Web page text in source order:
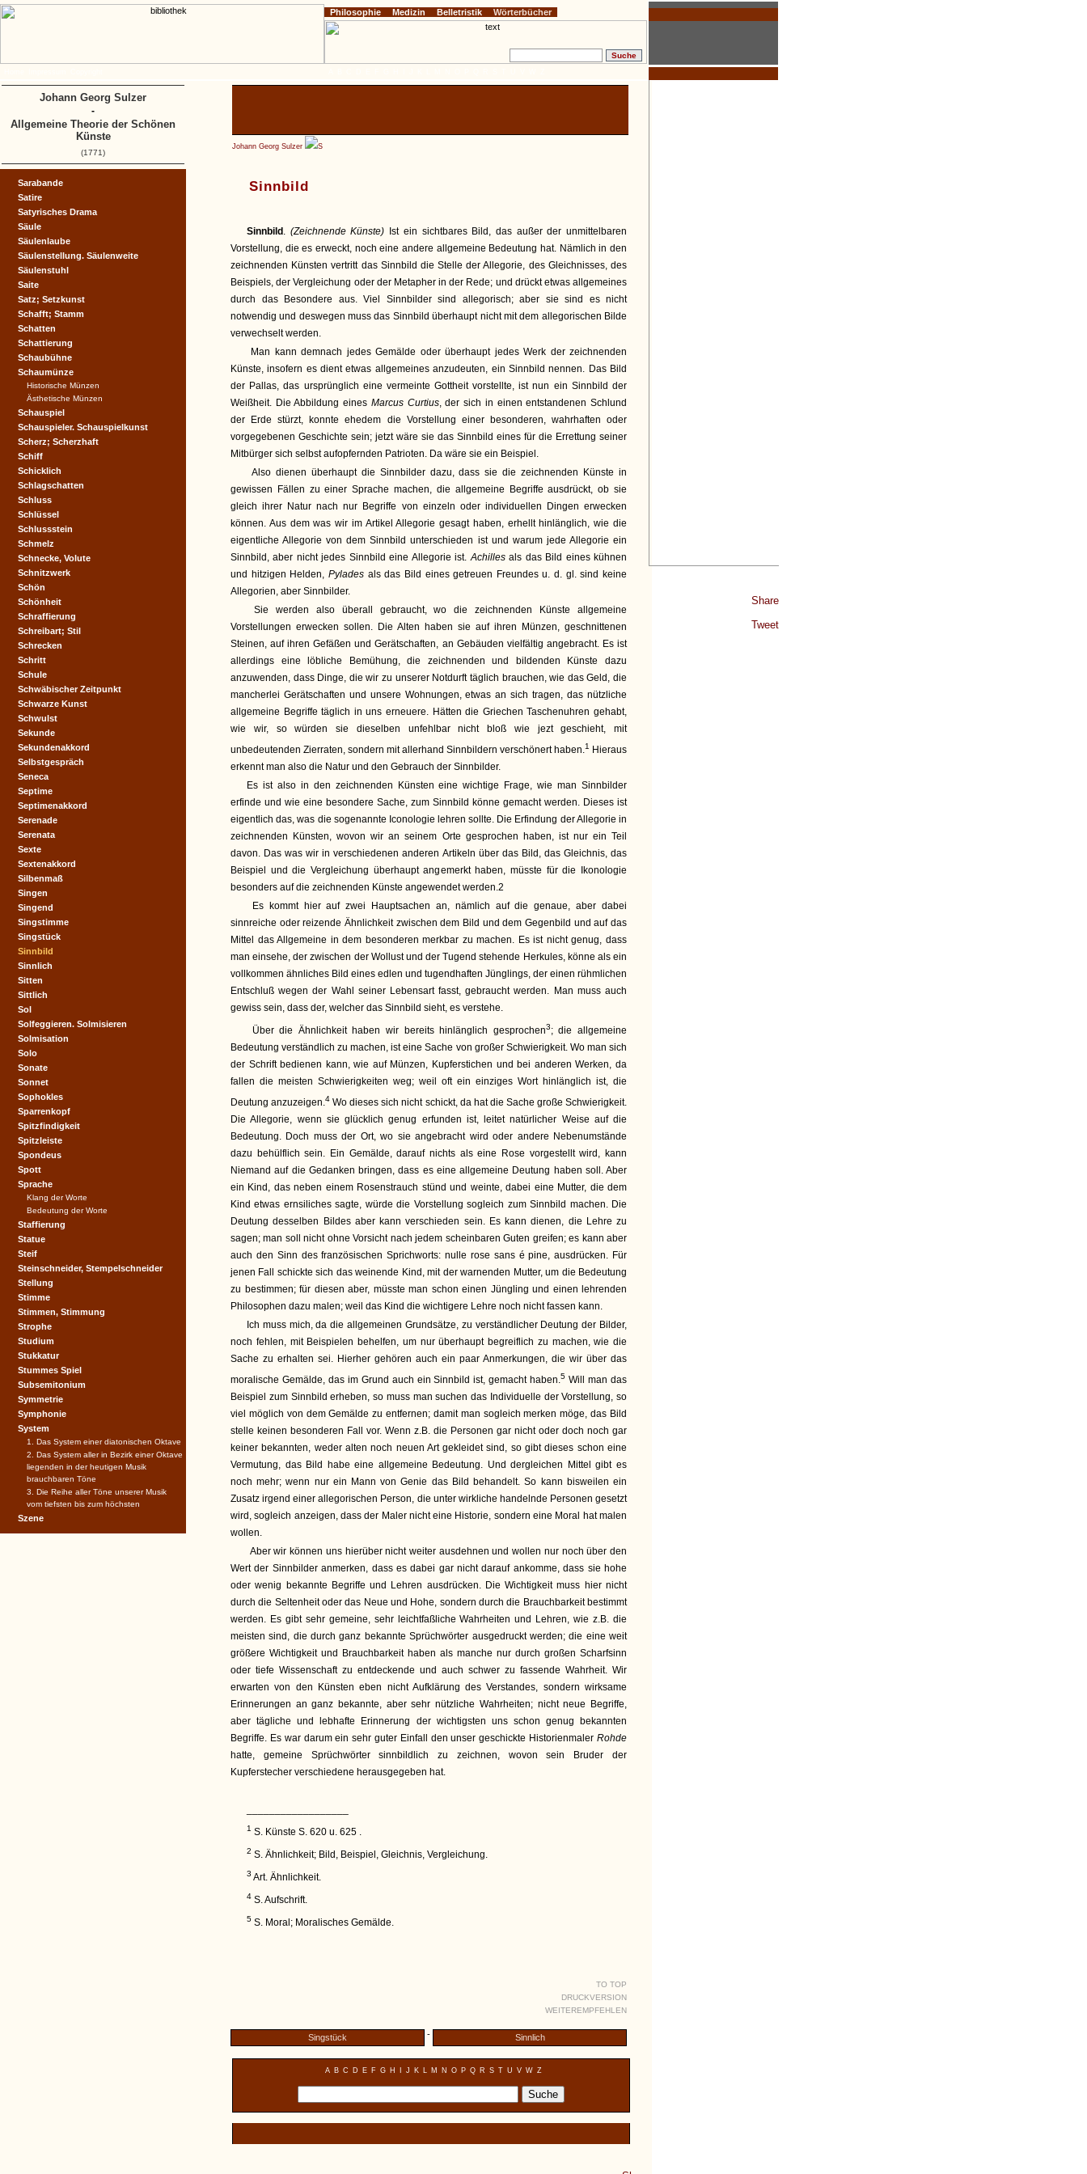
Share
Tweet
Johann Georg Sulzer S
Sinnbild
Sinnbild . (Zeichnende Künste) Ist ein sichtbares Bild, das außer der unmittelbaren
Vorstellung, die es erweckt, noch eine andere allgemeine Bedeutung hat. Nämlich in den
zeichnenden Künsten vertritt das Sinnbild die Stelle der Allegorie, des Gleichnisses, des
Beispiels, der Vergleichung oder der Metapher in der Rede; und drückt etwas allgemeines
durch das Besondere aus. Viel Sinnbilder sind allegorisch; aber sie sind es nicht
notwendig und deswegen muss das Sinnbild überhaupt nicht mit dem allegorischen Bilde
verwechselt werden.
Man kann demnach jedes Gemälde oder überhaupt jedes Werk der zeichnenden
Künste, insofern es dient etwas allgemeines anzudeuten, ein Sinnbild nennen. Das Bild
der Pallas, das ursprünglich eine vermeinte Gottheit vorstellte, ist nun ein Sinnbild der
Weißheit. Die Abbildung eines Marcus Curtius, der sich in einen entstandenen Schlund
der Erde stürzt, konnte ehedem die Vorstellung einer besonderen, wahrhaften oder
vorgegebenen Geschichte sein; jetzt wäre sie das Sinnbild eines für die Errettung seiner
Mitbürger sich selbst aufopfernden Patrioten. Da wäre sie ein Beispiel.
Also dienen überhaupt die Sinnbilder dazu, dass sie die zeichnenden Künste in
gewissen Fällen zu einer Sprache machen, die allgemeine Begriffe ausdrückt, ob sie
gleich ihrer Natur nach nur Begriffe von einzeln oder individuellen Dingen erwecken
können. Aus dem was wir im Artikel Allegorie gesagt haben, erhellt hinlänglich, wie die
eigentliche Allegorie von dem Sinnbild unterschieden ist und warum jede Allegorie ein
Sinnbild, aber nicht jedes Sinnbild eine Allegorie ist.Achillesals das Bild eines kühnen
und hitzigen Helden, Pyladesals das Bild eines getreuen Freundes u. d. gl. sind keine
Allegorien, aber Sinnbilder.
Sie werden also überall gebraucht, wo die zeichnenden Künste allgemeine
Vorstellungen erwecken sollen. Die Alten haben sie auf ihren Münzen, geschnittenen
Steinen, auf ihren Gefäßen und Gerätschaften, an Gebäuden vielfältig angebracht. Es ist
allerdings eine löbliche Bemühung, die zeichnenden und bildenden Künste dazu
anzuwenden, dass Dinge, die wir zu unserer Notdurft täglich brauchen, wie das Geld, die
mancherlei Gerätschaften und unsere Wohnungen, etwas an sich tragen, das nützliche
allgemeine Begriffe täglich in uns erneuere. Hätten die Griechen Taschenuhren gehabt,
wie wir, so würden sie dieselben unfehlbar nicht bloß wie jezt geschieht, mit
unbedeutenden Zierraten, sondern mit allerhand Sinnbildern verschönert haben.1
Hieraus
erkennt man also die Natur und den Gebrauch der Sinnbilder.
Es ist also in den zeichnenden Künsten eine wichtige Frage, wie man Sinnbilder
erfinde und wie eine besondere Sache, zum Sinnbild könne gemacht werden. Dieses ist
eigentlich das, was die sogenannte Iconologie lehren sollte. Die Erfindung der Allegorie in
zeichnenden Künsten, wovon wir an seinem Orte gesprochen haben, ist nur ein Teil
davon. Das was wir in verschiedenen anderen Artikeln über das Bild, das Gleichnis, das
Beispiel und die Vergleichung überhaupt angemerkt haben, müsste für die Ikonologie
besonders auf die zeichnenden Künste angewendet werden.2
Es kommt hier auf zwei Hauptsachen an, nämlich auf die genaue, aber dabei
sinnreiche oder reizende Ähnlichkeit zwischen dem Bild und dem Gegenbild und auf das
Mittel das Allgemeine in dem besonderen merkbar zu machen. Es ist nicht genug, dass
man einsehe, der zwischen der Wollust und der Tugend stehende Herkules, könne als ein
vollkommen ähnliches Bild eines edlen und tugendhaften Jünglings, der einen rühmlichen
Entschluß wegen der Wahl seiner Lebensart fasst, gebraucht werden. Man muss auch
gewiss sein, dass der, welcher das Sinnbild sieht, es verstehe.
Über die Ähnlichkeit haben wir bereits hinlänglich gesprochen3; die allgemeine
Bedeutung verständlich zu machen, ist eine Sache von großer Schwierigkeit. Wo man sich
der Schrift bedienen kann, wie auf Münzen, Kupferstichen und bei anderen Werken, da
fallen die meisten Schwierigkeiten weg; weil oft ein einziges Wort hinlänglich ist, die
Deutung anzuzeigen.4 Wo dieses sich nicht schickt, da hat die Sache große Schwierigkeit.
Die Allegorie, wenn sie glücklich genug erfunden ist, leitet natürlicher Weise auf die
Bedeutung. Doch muss der Ort, wo sie angebracht wird oder andere Nebenumstände
dazu behülflich sein. Ein Gemälde, darauf nichts als eine Rose vorgestellt wird, kann
Niemand auf die Gedanken bringen, dass es eine allgemeine Deutung haben soll. Aber
ein Kind, das neben einem Rosenstrauch stünd und weinte, dabei eine Mutter, die dem
Kind etwas ernsiliches sagte, würde die Vorstellung sogleich zum Sinnbild machen. Die
Deutung desselben Bildes aber kann verschieden sein. Es kann dienen, die Lehre zu
sagen; man soll nicht ohne Vorsicht nach jedem scheinbaren Guten greifen; es kann aber
auch den Sinn des französischen Sprichworts: nulle rose sans é pine, ausdrücken. Für
jenen Fall schickte sich das weinende Kind, mit der warnenden Mutter, um die Bedeutung
zu bestimmen; für diesen aber, müsste man schon einen Jüngling und einen lehrenden
Philosophen dazu malen; weil das Kind die wichtigere Lehre noch nicht fassen kann.
Ich muss mich, da die allgemeinen Grundsätze, zu verständlicher Deutung der Bilder,
noch fehlen, mit Beispielen behelfen, um nur überhaupt begreiflich zu machen, wie die
Sache zu erhalten sei. Hierher gehören auch ein paar Anmerkungen, die wir über das
moralische Gemälde, das im Grund auch ein Sinnbild ist, gemacht haben.5 Will man das
Beispiel zum Sinnbild erheben, so muss man suchen das Individuelle der Vorstellung, so
viel möglich von dem Gemälde zu entfernen; damit man sogleich merken möge, das Bild
stelle keinen besonderen Fall vor. Wenn z.B. die Personen gar nicht oder doch noch gar
keiner bekannten, weder alten noch neuen Art gekleidet sind, so gibt dieses schon eine
Vermutung, das Bild habe eine allgemeine Bedeutung. Und dergleichen Mittel gibt es
noch mehr; wenn nur ein Mann von Genie das Bild behandelt. So kann bisweilen ein
Zusatz irgend einer allegorischen Person, die unter wirkliche handelnde Personen gesetzt
wird, sogleich anzeigen, dass der Maler nicht eine Historie, sondern eine Moral hat malen
wollen.
Aber wir können uns hierüber nicht weiter ausdehnen und wollen nur noch über den
Wert der Sinnbilder anmerken, dass es dabei gar nicht darauf ankomme, dass sie hohe
oder wenig bekannte Begriffe und Lehren ausdrücken. Die Wichtigkeit muss hier nicht
durch die Seltenheit oder das Neue und Hohe, sondern durch die Brauchbarkeit bestimmt
werden. Es gibt sehr gemeine, sehr leichtfaßliche Wahrheiten und Lehren, wie z.B. die
meisten sind, die durch ganz bekannte Sprüchwörter ausgedruckt werden; die eine weit
größere Wichtigkeit und Brauchbarkeit haben als manche nur durch großen Scharfsinn
oder tiefe Wissenschaft zu entdeckende und auch schwer zu fassende Wahrheit. Wir
erwarten von den Künsten eben nicht Aufklärung des Verstandes, sondern wirksame
Erinnerungen an ganz bekannte, aber sehr nützliche Wahrheiten; nicht neue Begriffe,
aber tägliche und lebhafte Erinnerung der wichtigsten uns schon genug bekannten
Begriffe. Es war darum ein sehr guter Einfall den unser geschickte Historienmaler Rohde
hatte, gemeine Sprüchwörter sinnbildlich zu zeichnen, wovon sein Bruder der
Kupferstecher verschiedene herausgegeben hat.
1 S. Künste S. 620 u. 625 .
2 S. Ähnlichkeit; Bild, Beispiel, Gleichnis, Vergleichung.
3 Art. Ähnlichkeit.
4 S. Aufschrift.
5 S. Moral; Moralisches Gemälde.
TO TOP
DRUCKVERSION
WEITEREMPFEHLEN
Singstück - Sinnlich
A B C D E F G H J K L M N O P Q R S T U V W Z
Sarabande
Satire
Satyrisches Drama
Säule
Säulenlaube
Säulenstellung. Säulenweite
Säulenstuhl
Saite
Satz; Setzkunst
Schafft; Stamm
Schatten
Schattierung
Schaubühne
Schaumünze
Historische Münzen
Ästhetische Münzen
Schauspiel
Schauspieler. Schauspielkunst
Scherz; Scherzhaft
Schiff
Schicklich
Schlagschatten
Schluss
Schlüssel
Schlussstein
Schmelz
Schnecke, Volute
Schnitzwerk
Schön
Schönheit
Schraffierung
Schreibart; Stil
Schrecken
Schritt
Schule
Schwäbischer Zeitpunkt
Schwarze Kunst
Schwulst
Sekunde
Sekundenakkord
Selbstgespräch
Seneca
Septime
Septimenakkord
Serenade
Serenata
Sexte
Sextenakkord
Silbenmaß
Singen
Singend
Singstimme
Singstück
Sinnbild
Sinnlich
Sitten
Sittlich
Sol
Solfeggieren. Solmisieren
Solmisation
Solo
Sonate
Sonnet
Sophokles
Sparrenkopf
Spitzfindigkeit
Spitzleiste
Spondeus
Spott
Sprache
Klang der Worte
Bedeutung der Worte
Staffierung
Statue
Steif
Steinschneider, Stempelschneider
Stellung
Stimme
Stimmen, Stimmung
Strophe
Studium
Stukkatur
Stummes Spiel
Subsemitonium
Symmetrie
Symphonie
System
1. Das System einer diatonischen Oktave
2. Das System aller in Bezirk einer Oktave
liegenden in der heutigen Musik
brauchbaren Töne
3. Die Reihe aller Töne unserer Musik
vom tiefsten bis zum höchsten
Szene
Philosophie Medizin Belletristik Wörterbücher
Johann Georg Sulzer
-
Allgemeine Theorie der Schönen
Künste
(1771)